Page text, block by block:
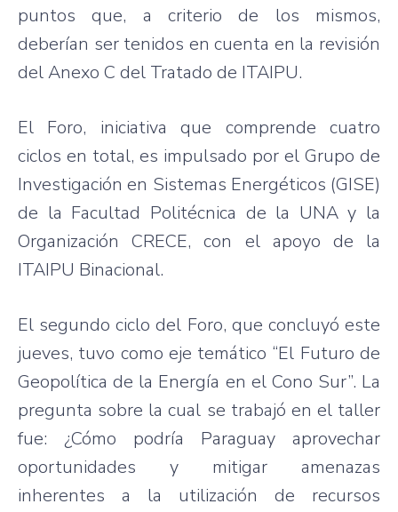
puntos que, a criterio de los mismos,
deberían ser tenidos en cuenta en la revisión
del Anexo C del Tratado de ITAIPU.
El Foro, iniciativa que comprende cuatro
ciclos en total, es impulsado por el Grupo de
Investigación en Sistemas Energéticos (GISE)
de la Facultad Politécnica de la UNA y la
Organización CRECE, con el apoyo de la
ITAIPU Binacional.
El segundo ciclo del Foro, que concluyó este
jueves, tuvo como eje temático “El Futuro de
Geopolítica de la Energía en el Cono Sur”. La
pregunta sobre la cual se trabajó en el taller
fue: ¿Cómo podría Paraguay aprovechar
oportunidades y mitigar amenazas
inherentes a la utilización de recursos